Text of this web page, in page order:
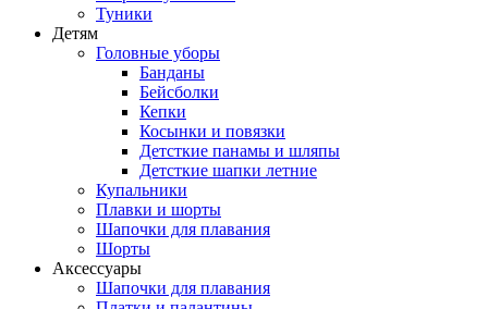
Туники
Детям
Головные уборы
Банданы
Бейсболки
Кепки
Косынки и повязки
Детсткие панамы и шляпы
Детсткие шапки летние
Купальники
Плавки и шорты
Шапочки для плавания
Шорты
Аксессуары
Шапочки для плавания